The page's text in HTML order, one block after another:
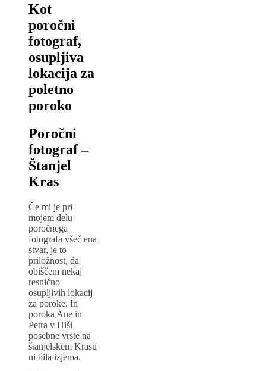
Kot
poročni
fotograf,
osupljiva
lokacija za
poletno
poroko
Poročni
fotograf –
Štanjel
Kras
Če mi je pri
mojem delu
poročnega
fotografa všeč ena
stvar, je to
priložnost, da
obiščem nekaj
resnično
osupljivih lokacij
za poroke. In
poroka Ane in
Petra v Hiši
posebne vrste na
štanjelskem Krasu
ni bila izjema.